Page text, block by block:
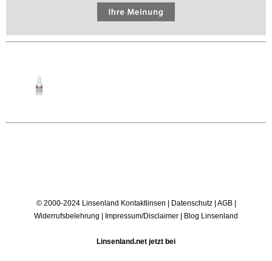
© 2000-2024 Linsenland Kontaktlinsen | Datenschutz| AGB|
Widerrufsbelehrung | Impressum/Disclaimer | Blog Linsenland
Linsenland.net jetzt bei